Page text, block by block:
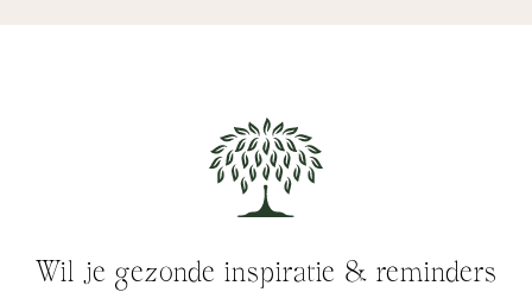
Wil je gezonde inspiratie & reminders